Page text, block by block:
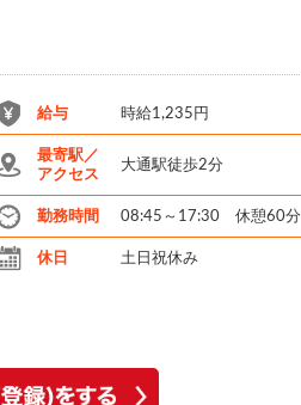
給与 時給1,235円
最寄駅／
アクセス
大通駅徒歩2分
勤務時間 08:45～17:30 休憩60分
休日 土日祝休み